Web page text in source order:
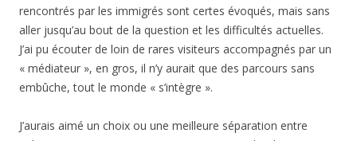
rencontrés par les immigrés sont certes évoqués, mais sans
aller jusqu’au bout de la question et les difficultés actuelles.
J’ai pu écouter de loin de rares visiteurs accompagnés par un
« médiateur », en gros, il n’y aurait que des parcours sans
embûche, tout le monde « s’intègre ».
J’aurais aimé un choix ou une meilleure séparation entre